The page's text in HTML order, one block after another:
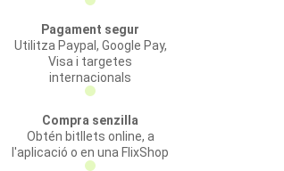
Pagament segur
Utilitza Paypal, Google Pay,
Visa i targetes
internacionals
Compra senzilla
Obtén bitllets online, a
l'aplicació o en una FlixShop